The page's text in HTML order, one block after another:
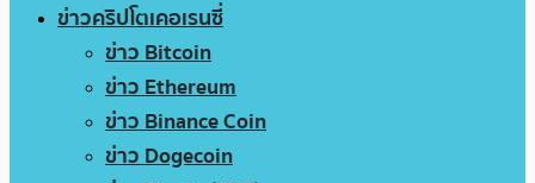
ข่าวคริปโตเคอเรนซี่
ข่าว Bitcoin
ข่าว Ethereum
ข่าว Binance Coin
ข่าว Dogecoin